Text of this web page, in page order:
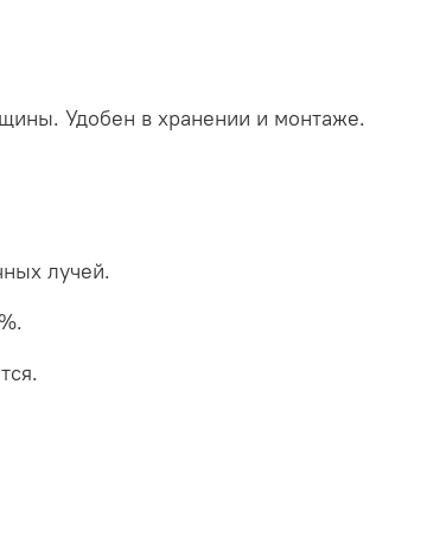
Удобен в хранении и монтаже.
лучей.